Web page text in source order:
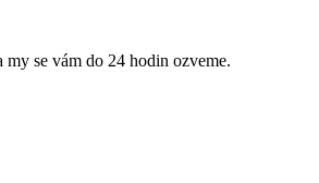
se vám do 24 hodin ozveme.